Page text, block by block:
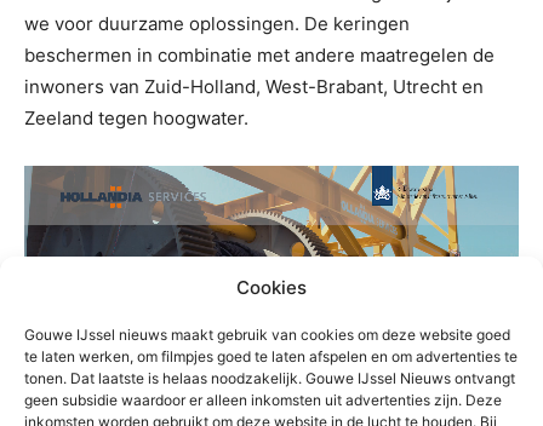
Cookies
Gouwe IJssel nieuws maakt gebruik van cookies om deze website goed
te laten werken, om filmpjes goed te laten afspelen en om advertenties te
tonen. Dat laatste is helaas noodzakelijk. Gouwe IJssel Nieuws ontvangt
geen subsidie waardoor er alleen inkomsten uit advertenties zijn. Deze
inkomsten worden gebruikt om deze website in de lucht te houden. Bij
we voor duurzame oplossingen. De keringen
beschermen in combinatie met andere maatregelen de
inwoners van Zuid-Holland, West-Brabant, Utrecht en
Zeeland tegen hoogwater.